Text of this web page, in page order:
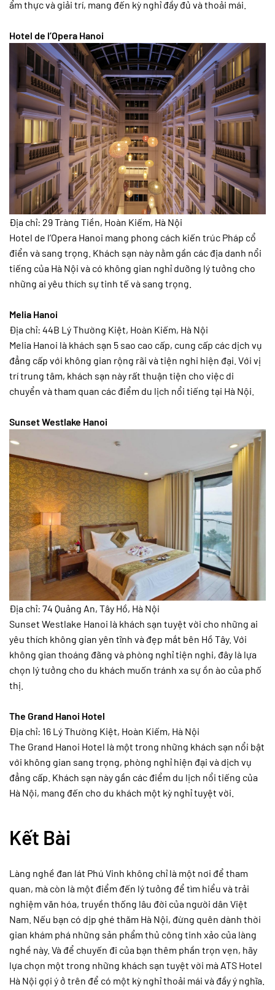
ẩm thực và giải trí, mang đến kỳ nghỉ đầy đủ và thoải mái.
Hotel de l’Opera Hanoi
Địa chỉ: 29 Tràng Tiền, Hoàn Kiếm, Hà Nội
Hotel de l’Opera Hanoi mang phong cách kiến trúc Pháp cổ
điển và sang trọng. Khách sạn này nằm gần các địa danh nổi
tiếng của Hà Nội và có không gian nghỉ dưỡng lý tưởng cho
những ai yêu thích sự tinh tế và sang trọng.
Melia Hanoi
Địa chỉ: 44B Lý Thường Kiệt, Hoàn Kiếm, Hà Nội
Melia Hanoi là khách sạn 5 sao cao cấp, cung cấp các dịch vụ
đẳng cấp với không gian rộng rãi và tiện nghi hiện đại. Với vị
trí trung tâm, khách sạn này rất thuận tiện cho việc di
chuyển và tham quan các điểm du lịch nổi tiếng tại Hà Nội.
Sunset Westlake Hanoi
Địa chỉ: 74 Quảng An, Tây Hồ, Hà Nội
Sunset Westlake Hanoi là khách sạn tuyệt vời cho những ai
yêu thích không gian yên tĩnh và đẹp mắt bên Hồ Tây. Với
không gian thoáng đãng và phòng nghỉ tiện nghi, đây là lựa
chọn lý tưởng cho du khách muốn tránh xa sự ồn ào của phố
thị.
The Grand Hanoi Hotel
Địa chỉ: 16 Lý Thường Kiệt, Hoàn Kiếm, Hà Nội
The Grand Hanoi Hotel là một trong những khách sạn nổi bật
với không gian sang trọng, phòng nghỉ hiện đại và dịch vụ
đẳng cấp. Khách sạn này gần các điểm du lịch nổi tiếng của
Hà Nội, mang đến cho du khách một kỳ nghỉ tuyệt vời.
Kết Bài
Làng nghề đan lát Phú Vinh không chỉ là một nơi để tham
quan, mà còn là một điểm đến lý tưởng để tìm hiểu và trải
nghiệm văn hóa, truyền thống lâu đời của người dân Việt
Nam. Nếu bạn có dịp ghé thăm Hà Nội, đừng quên dành thời
gian khám phá những sản phẩm thủ công tinh xảo của làng
nghề này. Và để chuyến đi của bạn thêm phần trọn vẹn, hãy
lựa chọn một trong những khách sạn tuyệt vời mà ATS Hotel
Hà Nội gợi ý ở trên để có một kỳ nghỉ thoải mái và đầy ý nghĩa.